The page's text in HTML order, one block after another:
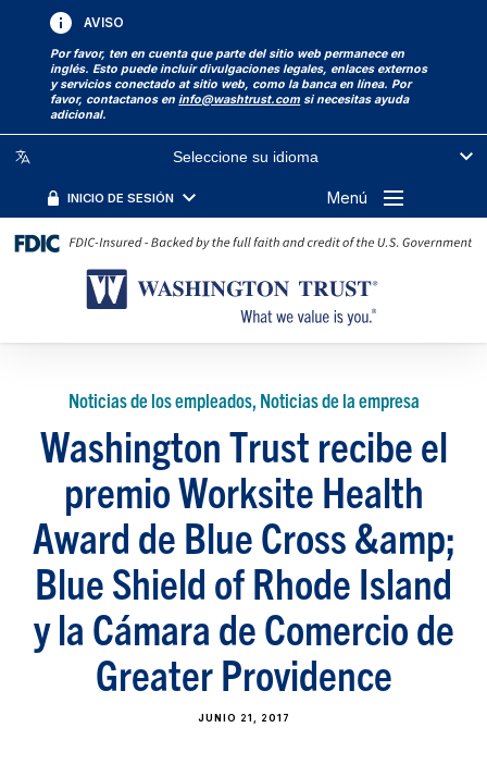
AVISO
Por favor, ten en cuenta que parte del sitio web permanece en
inglés. Esto puede incluir divulgaciones legales, enlaces externos
y servicios conectado at sitio web, como la banca en línea. Por
favor, contactanos eninfo@washtrust.com si necesitas ayuda
adicional.
Seleccione su idioma
INICIO DE SESIÓN Menú
Noticias de los empleados, Noticias de la empresa
Washington Trust recibe el
premio Worksite Health
Award de Blue Cross &amp;
Blue Shield of Rhode Island
y la Cámara de Comercio de
Greater Providence
JUNIO 21, 2017